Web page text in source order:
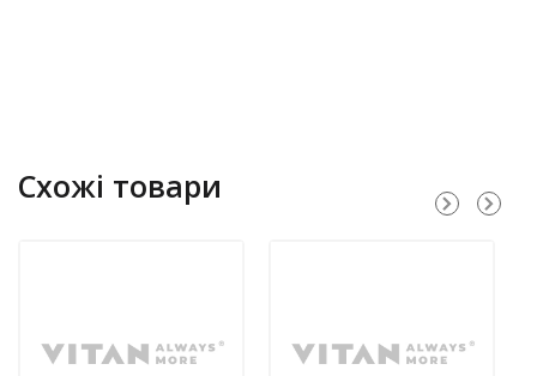
садові гойдалки – 1 рік;
Схожі товари